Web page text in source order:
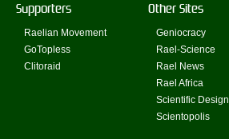
Supporters
Raelian Movement
GoTopless
Clitoraid
Other Sites
Geniocracy
Rael-Science
Rael News
Rael Africa
Scientific Design
Scientopolis